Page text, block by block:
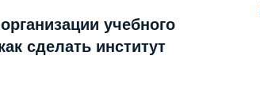
учебного
сделать институт